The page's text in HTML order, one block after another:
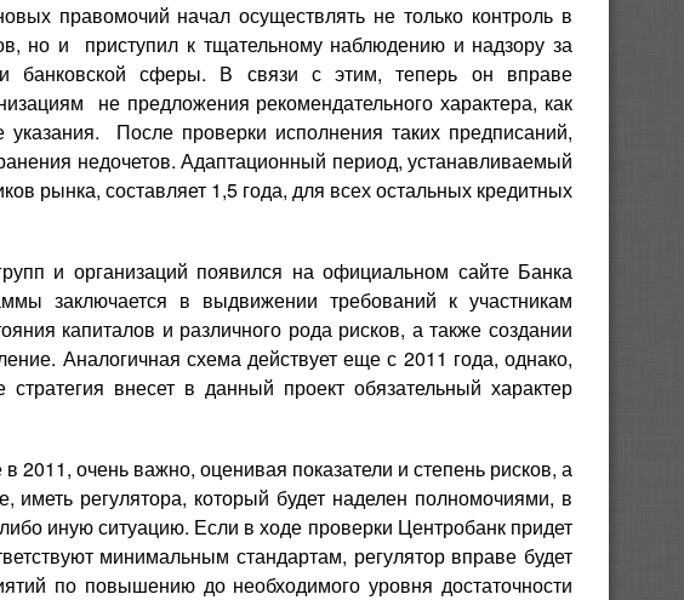
правомочий начал осуществлять не только контроль в
но и приступил к тщательному наблюдению и надзору за
банковской сферы. В связи с этим, теперь он вправе
не предложения рекомендательного характера, как
указания. После проверки исполнения таких предписаний,
недочетов. Адаптационный период, устанавливаемый
рынка, составляет 1,5 года, для всех остальных кредитных
и организаций появился на официальном сайте Банка
заключается в выдвижении требований к участникам
капиталов и различного рода рисков, а также создании
Аналогичная схема действует еще с 2011 года, однако,
внесет в данный проект обязательный характер
очень важно, оценивая показатели и степень рисков, а
иметь регулятора, который будет наделен полномочиями, в
иную ситуацию. Если в ходе проверки Центробанк придет
минимальным стандартам, регулятор вправе будет
по повышению до необходимого уровня достаточности